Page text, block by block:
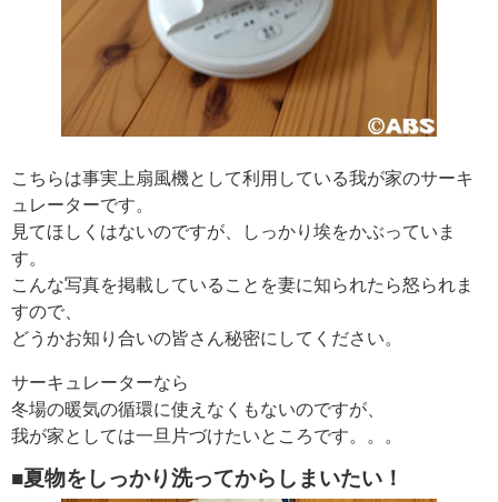
こちらは事実上扇風機として利用している我が家のサーキ
ュレーターです。
見てほしくはないのですが、しっかり埃をかぶっていま
す。
こんな写真を掲載していることを妻に知られたら怒られま
すので、
どうかお知り合いの皆さん秘密にしてください。
サーキュレーターなら
冬場の暖気の循環に使えなくもないのですが、
我が家としては一旦片づけたいところです。。。
■夏物をしっかり洗ってからしまいたい！